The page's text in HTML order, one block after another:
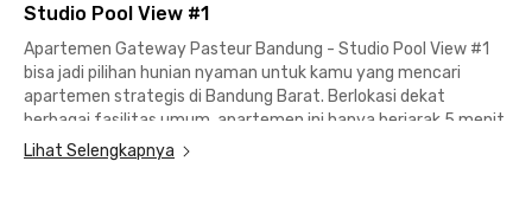
Studio Pool View #1
Apartemen Gateway Pasteur Bandung - Studio Pool View #1
bisa jadi pilihan hunian nyaman untuk kamu yang mencari
apartemen strategis di Bandung Barat. Berlokasi dekat
berbagai fasilitas umum, apartemen ini hanya berjarak 5 menit
dari Universitas Nasional PASIM, 4 menit ke Borma Toserba
Dakota, dan sekitar 8 menit ke Stasiun Cimindi. Akses ke Jalan
Lihat Selengkapnya